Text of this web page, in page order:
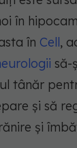
în
în Cell,
să-
tânăr
și să
și